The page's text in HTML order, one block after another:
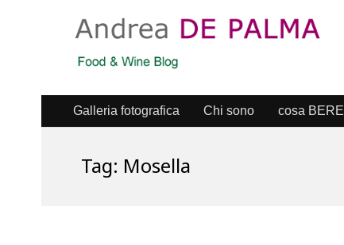
Galleria fotografica Chi sono cosa BERE
Tag: Mosella